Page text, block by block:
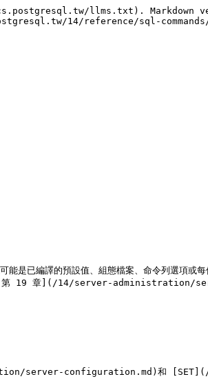
llms.txt). Markdown
14/reference/sql-
是已編譯的預設值、組態檔案、命令列選項或
請參閱[第 19 章](/14/server-
server-configuration.md)和